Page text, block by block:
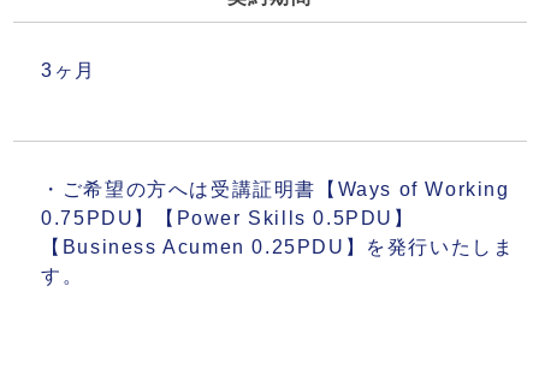
3ヶ月
・ご希望の方へは受講証明書【Ways of Working
0.75PDU】【Power Skills 0.5PDU】
【Business Acumen 0.25PDU】を発行いたしま
す。